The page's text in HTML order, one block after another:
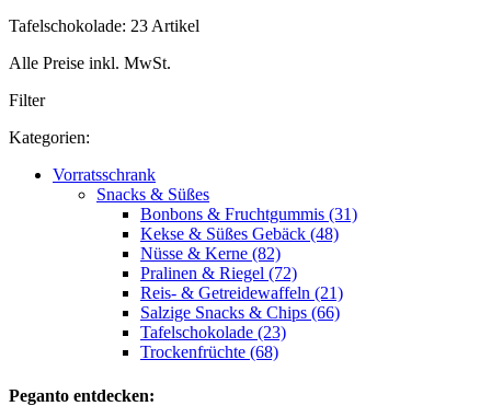
Tafelschokolade: 23 Artikel
Alle Preise inkl. MwSt.
Filter
Kategorien:
Vorratsschrank
Snacks & Süßes
Bonbons & Fruchtgummis (31)
Kekse & Süßes Gebäck (48)
Nüsse & Kerne (82)
Pralinen & Riegel (72)
Reis- & Getreidewaffeln (21)
Salzige Snacks & Chips (66)
Tafelschokolade (23)
Trockenfrüchte (68)
Peganto entdecken: